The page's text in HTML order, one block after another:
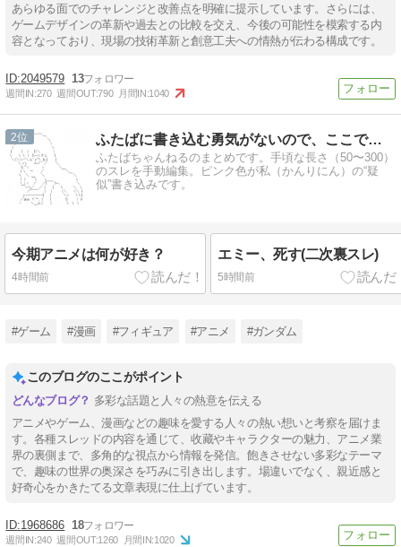
あらゆる面でのチャレンジと改善点を明確に提示しています。さらには、
ゲームデザインの革新や過去との比較を交え、今後の可能性を模索する内
容となっており、現場の技術革新と創意工夫への情熱が伝わる構成です。
2049579 13
週間IN:270 週間OUT:790 月間IN:1040
2 ふたばに書き込む勇気がないので、ここで勝手に参加するブログ
ふたばちゃんねるのまとめです。手頃な長さ（50〜300）
のスレを手動編集。ピンク色が私（かんりにん）の“疑
似”書き込みです。
今期アニメは何が好き？
4時間前
エミー、死す(二次裏スレ)
5時間前
#ゲーム #漫画 #フィギュア #アニメ #ガンダム
このブログのここがポイント
多彩な話題と人々の熱意を伝える
アニメやゲーム、漫画などの趣味を愛する人々の熱い想いと考察を届けま
す。各種スレッドの内容を通じて、收藏やキャラクターの魅力、アニメ業
界の裏側まで、多角的な視点から情報を発信。飽きさせない多彩なテーマ
で、趣味の世界の奥深さを巧みに引き出します。場違いでなく、親近感と
好奇心をかきたてる文章表現に仕上げています。
1968686 18
週間IN:240 週間OUT:1260 月間IN:1020